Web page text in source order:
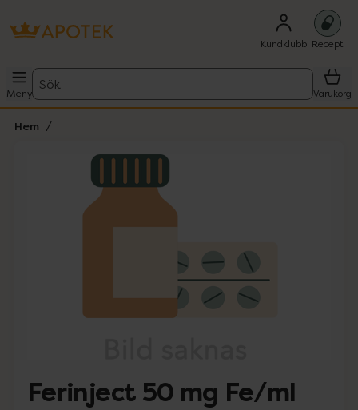
Kundklubb Recept
Meny
Sök
Varukorg
Hem
Lista: . Innehåller 1 objekt.
Ferinject 50 mg Fe/ml